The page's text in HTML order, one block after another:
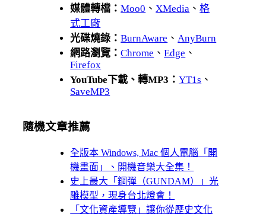
媒體轉檔：Moo0 、 XMedia 、格
式工廠
光碟燒錄：BurnAware 、 AnyBurn
網路瀏覽：Chrome 、Edge 、
Firefox
YouTube下載、轉MP3：YT1s 、
SaveMP3
隨機文章推薦
全版本 Windows, Mac 個人電腦「開
機畫面」、開機音樂大全集！
史上最大「鋼彈（GUNDAM）」光
雕模型，現身台北燈會！
「文化資產導覽」讓你從歷史文化